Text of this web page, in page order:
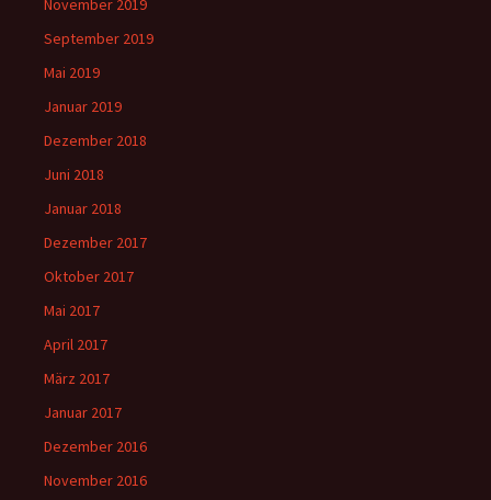
November 2019
September 2019
Mai 2019
Januar 2019
Dezember 2018
Juni 2018
Januar 2018
Dezember 2017
Oktober 2017
Mai 2017
April 2017
März 2017
Januar 2017
Dezember 2016
November 2016